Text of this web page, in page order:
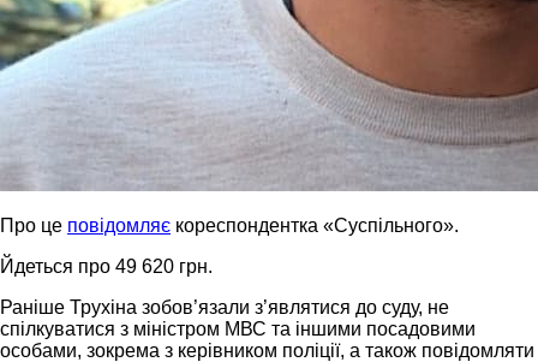
Про це повідомляє кореспондентка «Суспільного».
Йдеться про 49 620 грн.
Раніше Трухіна зобов’язали з’являтися до суду, не
спілкуватися з міністром МВС та іншими посадовими
особами, зокрема з керівником поліції, а також повідомляти